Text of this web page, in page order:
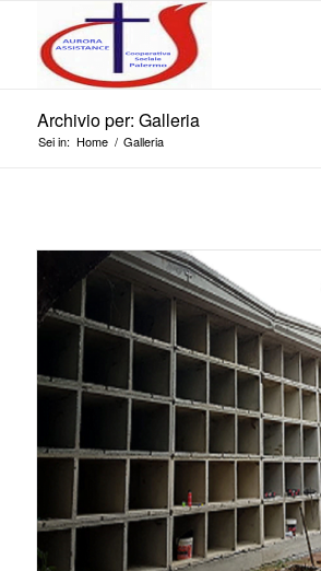
Archivio per: Galleria
Sei in: Home / Galleria